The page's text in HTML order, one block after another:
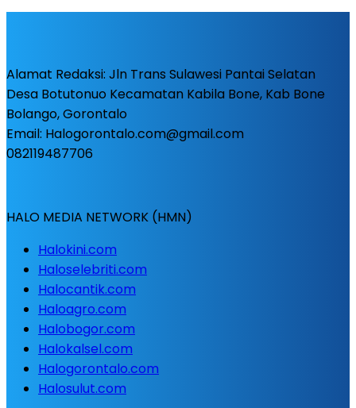
Alamat Redaksi: Jln Trans Sulawesi Pantai Selatan
Desa Botutonuo Kecamatan Kabila Bone, Kab Bone
Bolango, Gorontalo
Email: Halogorontalo.com@gmail.com
082119487706
HALO MEDIA NETWORK (HMN)
Halokini.com
Haloselebriti.com
Halocantik.com
Haloagro.com
Halobogor.com
Halokalsel.com
Halogorontalo.com
Halosulut.com